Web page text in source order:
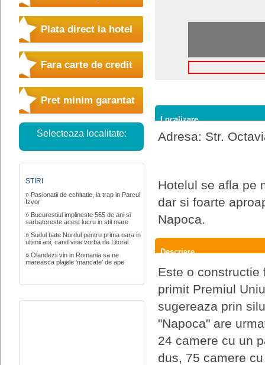
Plata direct la hotel
Fara carte de credit
Pret minim garantat
Selecteaza localitate:
STIRI
» Pasionatii de echitatie, la trap in Parcul
Izvor
» Bucurestiul implineste 555 de ani si
sarbatoreste acest lucru in stil mare
» Sudul bate Nordul pentru prima oara in
ultimii ani, cand vine vorba de Litoral
» Olandezii vin in Romania sa ne
mareasca plajele 'mancate' de ape
Localizare
Adresa: Str.
Hotelul se afla pe
dar si foarte
Napoca.
Descriere
Este o constructie
primit Premiul
sugereaza prin
"Napoca" are
24 camere cu un
dus, 75 camere